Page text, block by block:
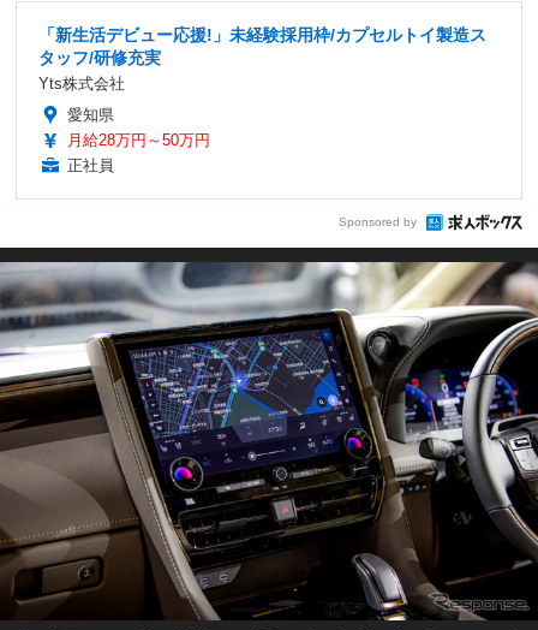
「新生活デビュー応援!」未経験採用枠/カプセルトイ製造ス
タッフ/研修充実
Yts株式会社
愛知県
月給28万円～50万円
正社員
Sponsored by